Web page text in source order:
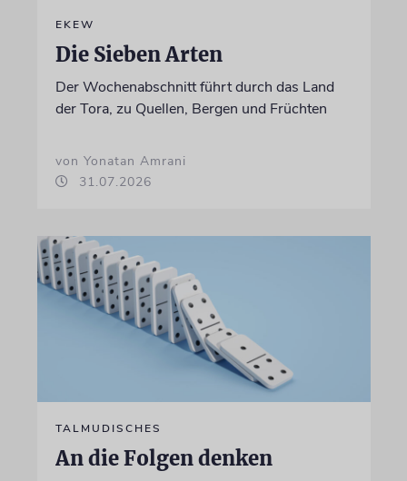
EKEW
Die Sieben Arten
Der Wochenabschnitt führt durch das Land
der Tora, zu Quellen, Bergen und Früchten
von Yonatan Amrani
31.07.2026
TALMUDISCHES
An die Folgen denken